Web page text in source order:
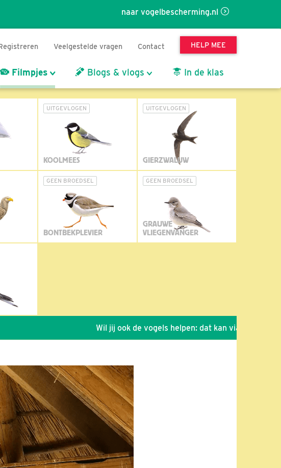
naar vogelbescherming.nl
Veelgestelde vragen Contact HELP MEE
Filmpjes Blogs & vlogs In de klas
UITGEVLOGEN
KOOLMEES
UITGEVLOGEN
GIERZWALUW
GEEN BROEDSEL
BONTBEKPLEVIER
GEEN BROEDSEL
GRAUWE
VLIEGENVANGER
Wil jij ook de vogels helpen: dat kan via de link!